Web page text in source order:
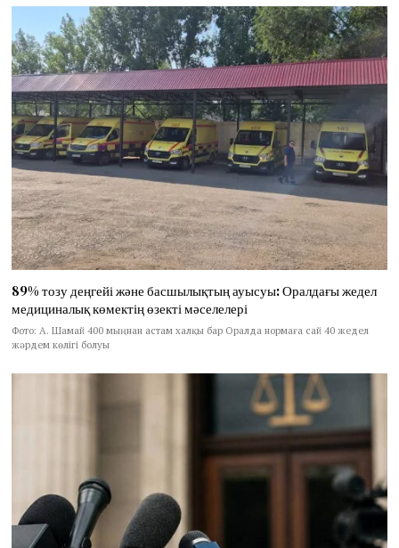
89% тозу деңгейі және басшылықтың ауысуы: Оралдағы жедел
медициналық көмектің өзекті мәселелері
Фото: А. Шамай 400 мыңнан астам халқы бар Оралда нормаға сай 40 жедел
жәрдем көлігі болуы